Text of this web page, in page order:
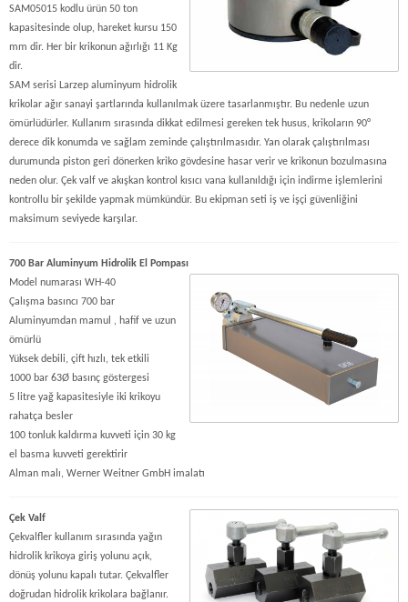
SAM05015 kodlu ürün 50 ton
kapasitesinde olup, hareket kursu 150
mm dir. Her bir krikonun ağırlığı 11 Kg
dir.
SAM serisi Larzep aluminyum hidrolik
krikolar ağır sanayi şartlarında kullanılmak üzere tasarlanmıştır. Bu nedenle uzun
ömürlüdürler. Kullanım sırasında dikkat edilmesi gereken tek husus, krikoların 90°
derece dik konumda ve sağlam zeminde çalıştırılmasıdır. Yan olarak çalıştırılması
durumunda piston geri dönerken kriko gövdesine hasar verir ve krikonun bozulmasına
neden olur. Çek valf ve akışkan kontrol kısıcı vana kullanıldığı için indirme işlemlerini
kontrollu bir şekilde yapmak mümkündür. Bu ekipman seti iş ve işçi güvenliğini
maksimum seviyede karşılar.
700 Bar Aluminyum Hidrolik El Pompası
Model numarası WH-40
Çalışma basıncı 700 bar
Aluminyumdan mamul , hafif ve uzun
ömürlü
Yüksek debili, çift hızlı, tek etkili
1000 bar 63Ø basınç göstergesi
5 litre yağ kapasitesiyle iki krikoyu
rahatça besler
100 tonluk kaldırma kuvveti için 30 kg
el basma kuvveti gerektirir
Alman malı, Werner Weitner GmbH imalatı
Çek Valf
Çekvalfler kullanım sırasında yağın
hidrolik krikoya giriş yolunu açık,
dönüş yolunu kapalı tutar. Çekvalfler
doğrudan hidrolik krikolara bağlanır.